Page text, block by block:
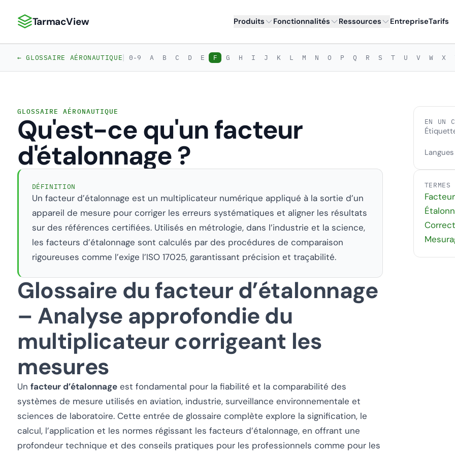
TarmacView : Analyses aéronautiques de précision
TarmacView Produits Fonctionnalités Ressources EntrepriseTarifs
← GLOSSAIRE AÉRONAUTIQUE| 0-9 A B C D E F G H I J K L M N O P Q R S T U V W X
GLOSSAIRE AÉRONAUTIQUE
Qu'est-ce qu'un facteur
d'étalonnage ?
DÉFINITION
Un facteur d’étalonnage est un multiplicateur numérique appliqué à la sortie d’un
appareil de mesure pour corriger les erreurs systématiques et aligner les résultats
sur des références certifiées. Utilisés en métrologie, dans l’industrie et la science,
les facteurs d’étalonnage sont calculés par des procédures de comparaison
rigoureuses comme l’exige l’ISO 17025, garantissant précision et traçabilité.
Glossaire du facteur d’étalonnage
– Analyse approfondie du
multiplicateur corrigeant les
mesures
Un facteur d’étalonnage est fondamental pour la fiabilité et la comparabilité des
systèmes de mesure utilisés en aviation, industrie, surveillance environnementale et
sciences de laboratoire. Cette entrée de glossaire complète explore la signification, le
calcul, l’application et les normes régissant les facteurs d’étalonnage, en offrant une
profondeur technique et des conseils pratiques pour les professionnels comme pour les
EN UN
Langues